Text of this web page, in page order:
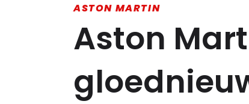
ASTON MARTIN
Aston